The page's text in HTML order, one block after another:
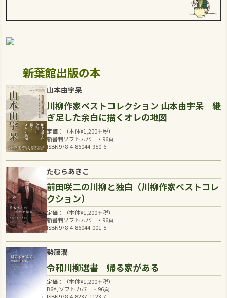
新葉館出版の本
山本由宇呆
川柳作家ベストコレクション 山本由宇呆―継
ぎ足した余白に描くオレの地図
定価：（本体¥1,200＋税）
新書判ソフトカバー・96頁
ISBN978-4-86044-950-6
たむらあきこ
前田咲二の川柳と独白（川柳作家ベストコレ
クション）
定価：（本体¥1,200＋税）
新書判ソフトカバー・96頁
ISBN978-4-86044-001-5
勢藤潤
令和川柳選書 帰る家がある
定価：（本体¥1,200＋税）
B6判ソフトカバー・96頁